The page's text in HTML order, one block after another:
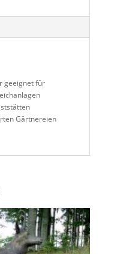
geeignet für
Gärtnereien